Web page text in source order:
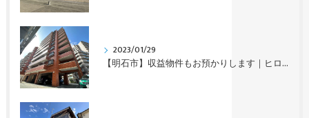
2023/01/29
【明石市】収益物件もお預かりします｜ヒロリアルエステート